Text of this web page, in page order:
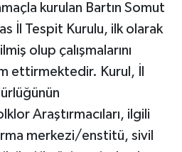
kurulan Bartın Somut
İl Tespit Kurulu, ilk olarak
olup çalışmalarını
ettirmektedir. Kurul, İl
Araştırmacıları, ilgili
merkezi/enstitü, sivil